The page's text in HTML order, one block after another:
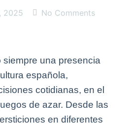
2025 No Comments
siempre una presencia
española,
cotidianas, en el
de azar. Desde las
en diferentes